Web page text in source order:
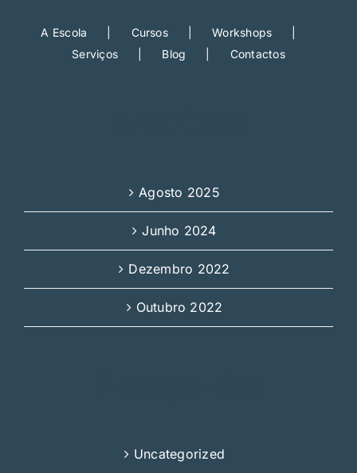
A Escola Cursos
Workshops
Serviços
Blog Contactos
Agosto 2025
Junho 2024
Dezembro 2022
Outubro 2022
Uncategorized